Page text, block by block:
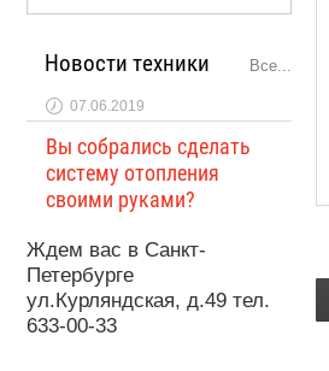
Новости техники Все...
07.06.2019
Вы собрались сделать
систему отопления
своими руками?
Ждем вас в Санкт-
Петербурге
ул.Курляндская, д.49 тел.
633-00-33